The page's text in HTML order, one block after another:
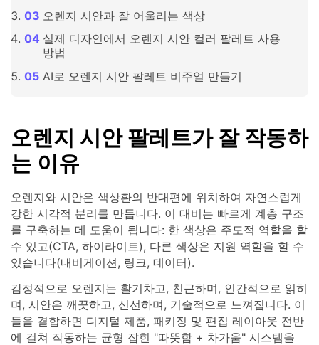
오렌지 시안과 잘 어울리는 색상
실제 디자인에서 오렌지 시안 컬러 팔레트 사용
방법
AI로 오렌지 시안 팔레트 비주얼 만들기
오렌지 시안 팔레트가 잘 작동하
는 이유
오렌지와 시안은 색상환의 반대편에 위치하여 자연스럽게
강한 시각적 분리를 만듭니다. 이 대비는 빠르게 계층 구조
를 구축하는 데 도움이 됩니다: 한 색상은 주도적 역할을 할
수 있고(CTA, 하이라이트), 다른 색상은 지원 역할을 할 수
있습니다(내비게이션, 링크, 데이터).
감정적으로 오렌지는 활기차고, 친근하며, 인간적으로 읽히
며, 시안은 깨끗하고, 신선하며, 기술적으로 느껴집니다. 이
들을 결합하면 디지털 제품, 패키징 및 편집 레이아웃 전반
에 걸쳐 작동하는 균형 잡힌 "따뜻함 + 차가움" 시스템을